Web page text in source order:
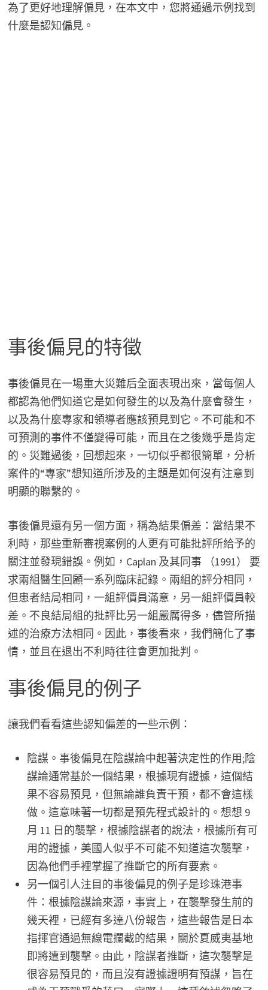
為了更好地理解偏見，在本文中，您將通過示例找到
什麼是認知偏見。
事後偏見的特徵
事後偏見在一場重大災難后全面表現出來，當每個人
都認為他們知道它是如何發生的以及為什麼會發生，
以及為什麼專家和領導者應該預見到它。不可能和不
可預測的事件不僅變得可能，而且在之後幾乎是肯定
的。災難過後，回想起來，一切似乎都很簡單，分析
案件的“專家”想知道所涉及的主題是如何沒有注意到
明顯的聯繫的。
事後偏見還有另一個方面，稱為結果偏差：當結果不
利時，那些重新審視案例的人更有可能批評所給予的
關注並發現錯誤。例如，Caplan 及其同事 （1991） 要
求兩組醫生回顧一系列臨床記錄。兩組的評分相同，
但患者結局相同，一組評價員滿意，另一組評價員較
差。不良結局組的批評比另一組嚴厲得多，儘管所描
述的治療方法相同。因此，事後看來，我們簡化了事
情，並且在退出不利時往往會更加批判。
事後偏見的例子
讓我們看看這些認知偏差的一些示例：
陰謀。事後偏見在陰謀論中起著決定性的作用;陰
謀論通常基於一個結果，根據現有證據，這個結
果不容易預見，但無論誰負責干預，都不會這樣
做。這意味著一切都是預先程式設計的。想想 9
月 11 日的襲擊，根據陰謀者的說法，根據所有可
用的證據，美國人似乎不可能不知道這次襲擊，
因為他們手裡掌握了推斷它的所有要素。
另一個引人注目的事後偏見的例子是珍珠港事
件：根據陰謀論來源，事實上，在襲擊發生前的
幾天裡，已經有多達八份報告，這些報告是日本
指揮官通過無線電攔截的結果，關於夏威夷基地
即將遭到襲擊。由此，陰謀者推斷，這次襲擊是
很容易預見的，而且沒有證據證明有預謀，旨在